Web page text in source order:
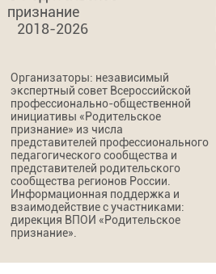
признание
2018-2026
Организаторы: независимый
экспертный совет Всероссийской
профессионально-общественной
инициативы «Родительское
признание» из числа
представителей профессионального
педагогического сообщества и
представителей родительского
сообщества регионов России.
Информационная поддержка и
взаимодействие с участниками:
дирекция ВПОИ «Родительское
признание».